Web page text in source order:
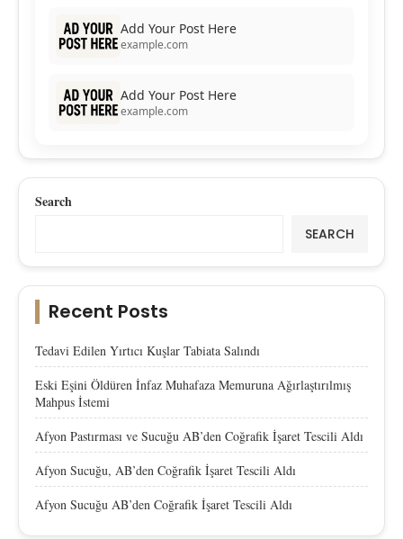
Add Your Post Here
example.com
Add Your Post Here
example.com
Search
SEARCH
Recent Posts
Tedavi Edilen Yırtıcı Kuşlar Tabiata Salındı
Eski Eşini Öldüren İnfaz Muhafaza Memuruna Ağırlaştırılmış
Mahpus İstemi
Afyon Pastırması ve Sucuğu AB’den Coğrafik İşaret Tescili Aldı
Afyon Sucuğu, AB’den Coğrafik İşaret Tescili Aldı
Afyon Sucuğu AB’den Coğrafik İşaret Tescili Aldı